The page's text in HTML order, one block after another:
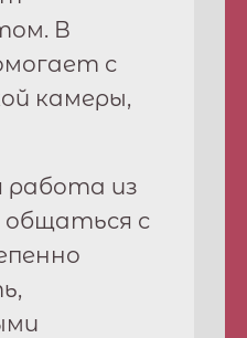
В
с
камеры,
из
общаться с